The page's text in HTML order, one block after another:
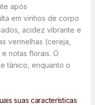
após
em vinhos de corpo
acidez vibrante e
vermelhas (cereja,
notas florais. O
tânico, enquanto o
suas características